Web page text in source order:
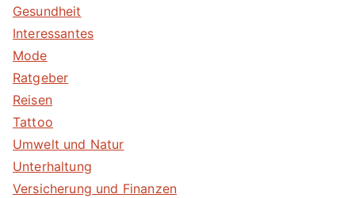
Gesundheit
Interessantes
Mode
Ratgeber
Reisen
Tattoo
Umwelt und Natur
Unterhaltung
Versicherung und Finanzen